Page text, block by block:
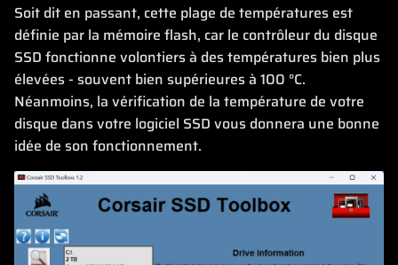
Soit dit en passant, cette plage de températures est
définie par la mémoire flash, car le contrôleur du disque
SSD fonctionne volontiers à des températures bien plus
élevées - souvent bien supérieures à 100 °C.
Néanmoins, la vérification de la température de votre
disque dans votre logiciel SSD vous donnera une bonne
idée de son fonctionnement.